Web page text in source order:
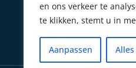
en ons verkeer te
te klikken, stemt u in
Aanpassen